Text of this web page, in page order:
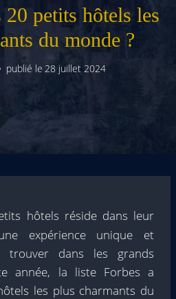
20 petits hôtels les
du monde ?
publié le 28 juillet 2024
hôtels réside dans leur
expérience unique et
trouver dans les grands
année, la liste Forbes a
les plus charmants du